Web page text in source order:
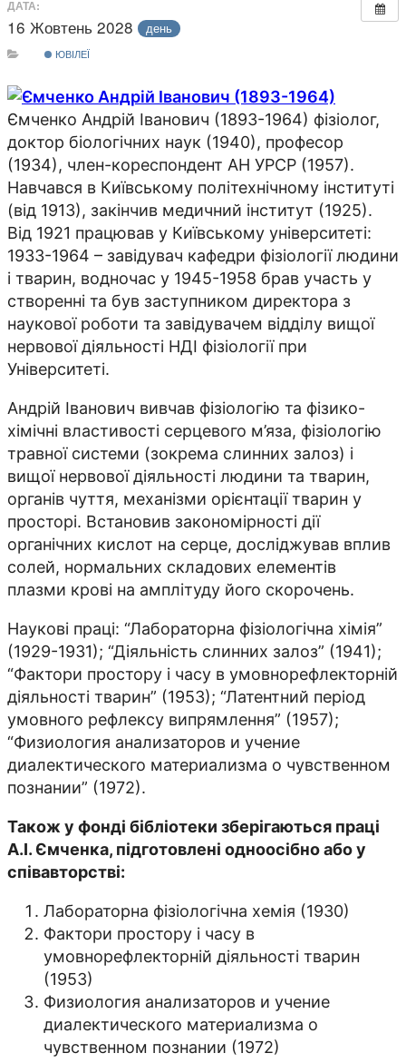
ДАТА:
16 Жовтень 2028 день
ЮВІЛЕЇ
Ємченко Андрій Іванович (1893-1964) фізіолог,
доктор біологічних наук (1940), професор
(1934), член-кореспондент АН УРСР (1957).
Навчався в Київському політехнічному інституті
(від 1913), закінчив медичний інститут (1925).
Від 1921 працював у Київському університеті:
1933-1964 – завідувач кафедри фізіології людини
і тварин, водночас у 1945-1958 брав участь у
створенні та був заступником директора з
наукової роботи та завідувачем відділу вищої
нервової діяльності НДІ фізіології при
Університеті.
Андрій Іванович вивчав фізіологію та фізико-
хімічні властивості серцевого м’яза, фізіологію
травної системи (зокрема слинних залоз) і
вищої нервової діяльності людини та тварин,
органів чуття, механізми орієнтації тварин у
просторі. Встановив закономірності дії
органічних кислот на серце, досліджував вплив
солей, нормальних складових елементів
плазми крові на амплітуду його скорочень.
Наукові праці: “Лабораторна фізіологічна хімія”
(1929-1931); “Діяльність слинних залоз” (1941);
“Фактори простору і часу в умовнорефлекторній
діяльності тварин” (1953); “Латентний період
умовного рефлексу випрямлення” (1957);
“Физиология анализаторов и учение
диалектического материализма о чувственном
познании” (1972).
Також у фонді бібліотеки зберігаються праці
А.І. Ємченка, підготовлені одноосібно або у
співавторстві:
Лабораторна фізіологічна хемія (1930)
Фактори простору і часу в
умовнорефлекторній діяльності тварин
(1953)
Физиология анализаторов и учение
диалектического материализма о
чувственном познании (1972)